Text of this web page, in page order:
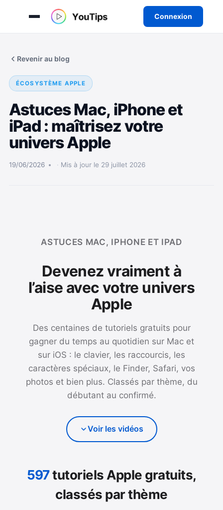
Connexion
Revenir au blog
ÉCOSYSTÈME APPLE
Astuces Mac, iPhone et
iPad : maîtrisez votre
univers Apple
19/06/2026 Mis à jour le 29 juillet 2026
ASTUCES MAC, IPHONE ET IPAD
Devenez vraiment à
l’aise avec votre univers
Apple
Des centaines de tutoriels gratuits pour
gagner du temps au quotidien sur Mac et
sur iOS : le clavier, les raccourcis, les
caractères spéciaux, le Finder, Safari, vos
photos et bien plus. Classés par thème, du
débutant au confirmé.
Voir les vidéos
597tutoriels Apple gratuits,
classés par thème